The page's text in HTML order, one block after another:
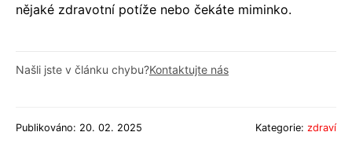
nějaké zdravotní potíže nebo čekáte miminko.
Našli jste v článku chybu?Kontaktujte nás
Publikováno: 20. 02. 2025 Kategorie: zdraví